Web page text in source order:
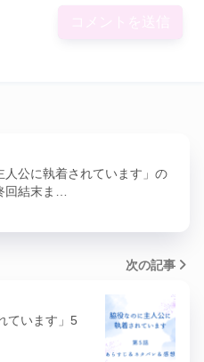
人公に執着されています」の
回結末ま…
次の記事
ています」5